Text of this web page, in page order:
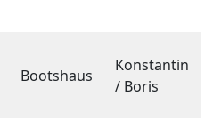
Bootshaus
Konstantin
/ Boris